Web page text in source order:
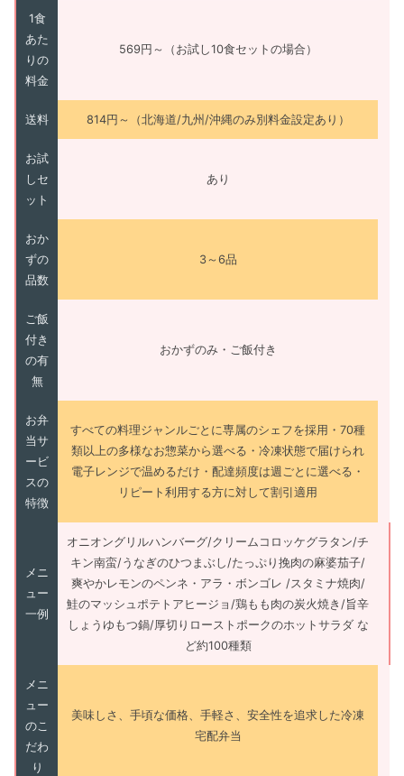
1食
あた
りの
料金
569円～（お試し10食セットの場合）
送料 814円～（北海道/九州/沖縄のみ別料金設定あり）
お試
しセ
ット
あり
おか
ずの
品数
3～6品
ご飯
付き
の有
無
おかずのみ・ご飯付き
お弁
当サ
ービ
スの
特徴
すべての料理ジャンルごとに専属のシェフを採用・70種
類以上の多様なお惣菜から選べる・冷凍状態で届けられ
電子レンジで温めるだけ・配達頻度は週ごとに選べる・
リピート利用する方に対して割引適用
メニ
ュー
一例
オニオングリルハンバーグ/クリームコロッケグラタン/チ
キン南蛮/うなぎのひつまぶし/たっぷり挽肉の麻婆茄子/
爽やかレモンのペンネ・アラ・ボンゴレ /スタミナ焼肉/
鮭のマッシュポテトアヒージョ/鶏もも肉の炭火焼き/旨辛
しょうゆもつ鍋/厚切りローストポークのホットサラダ な
ど約100種類
メニ
ュー
のこ
だわ
り
美味しさ、手頃な価格、手軽さ、安全性を追求した冷凍
宅配弁当